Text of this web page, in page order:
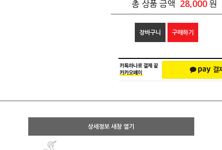
총 상품 금액 28,000 원
장바구니 구매하기
상세정보 새창 열기